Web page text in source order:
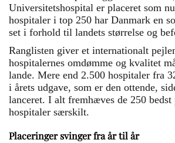
Universitetshospital er placeret som
hospitaler i top 250 har Danmark en
set i forhold til landets størrelse og
Ranglisten giver et internationalt
hospitalernes omdømme og kvalitet
lande. Mere end 2.500 hospitaler fra
i årets udgave, som er den ottende,
lanceret. I alt fremhæves de 250 bedst
hospitaler særskilt.
Placeringer svinger fra år til år